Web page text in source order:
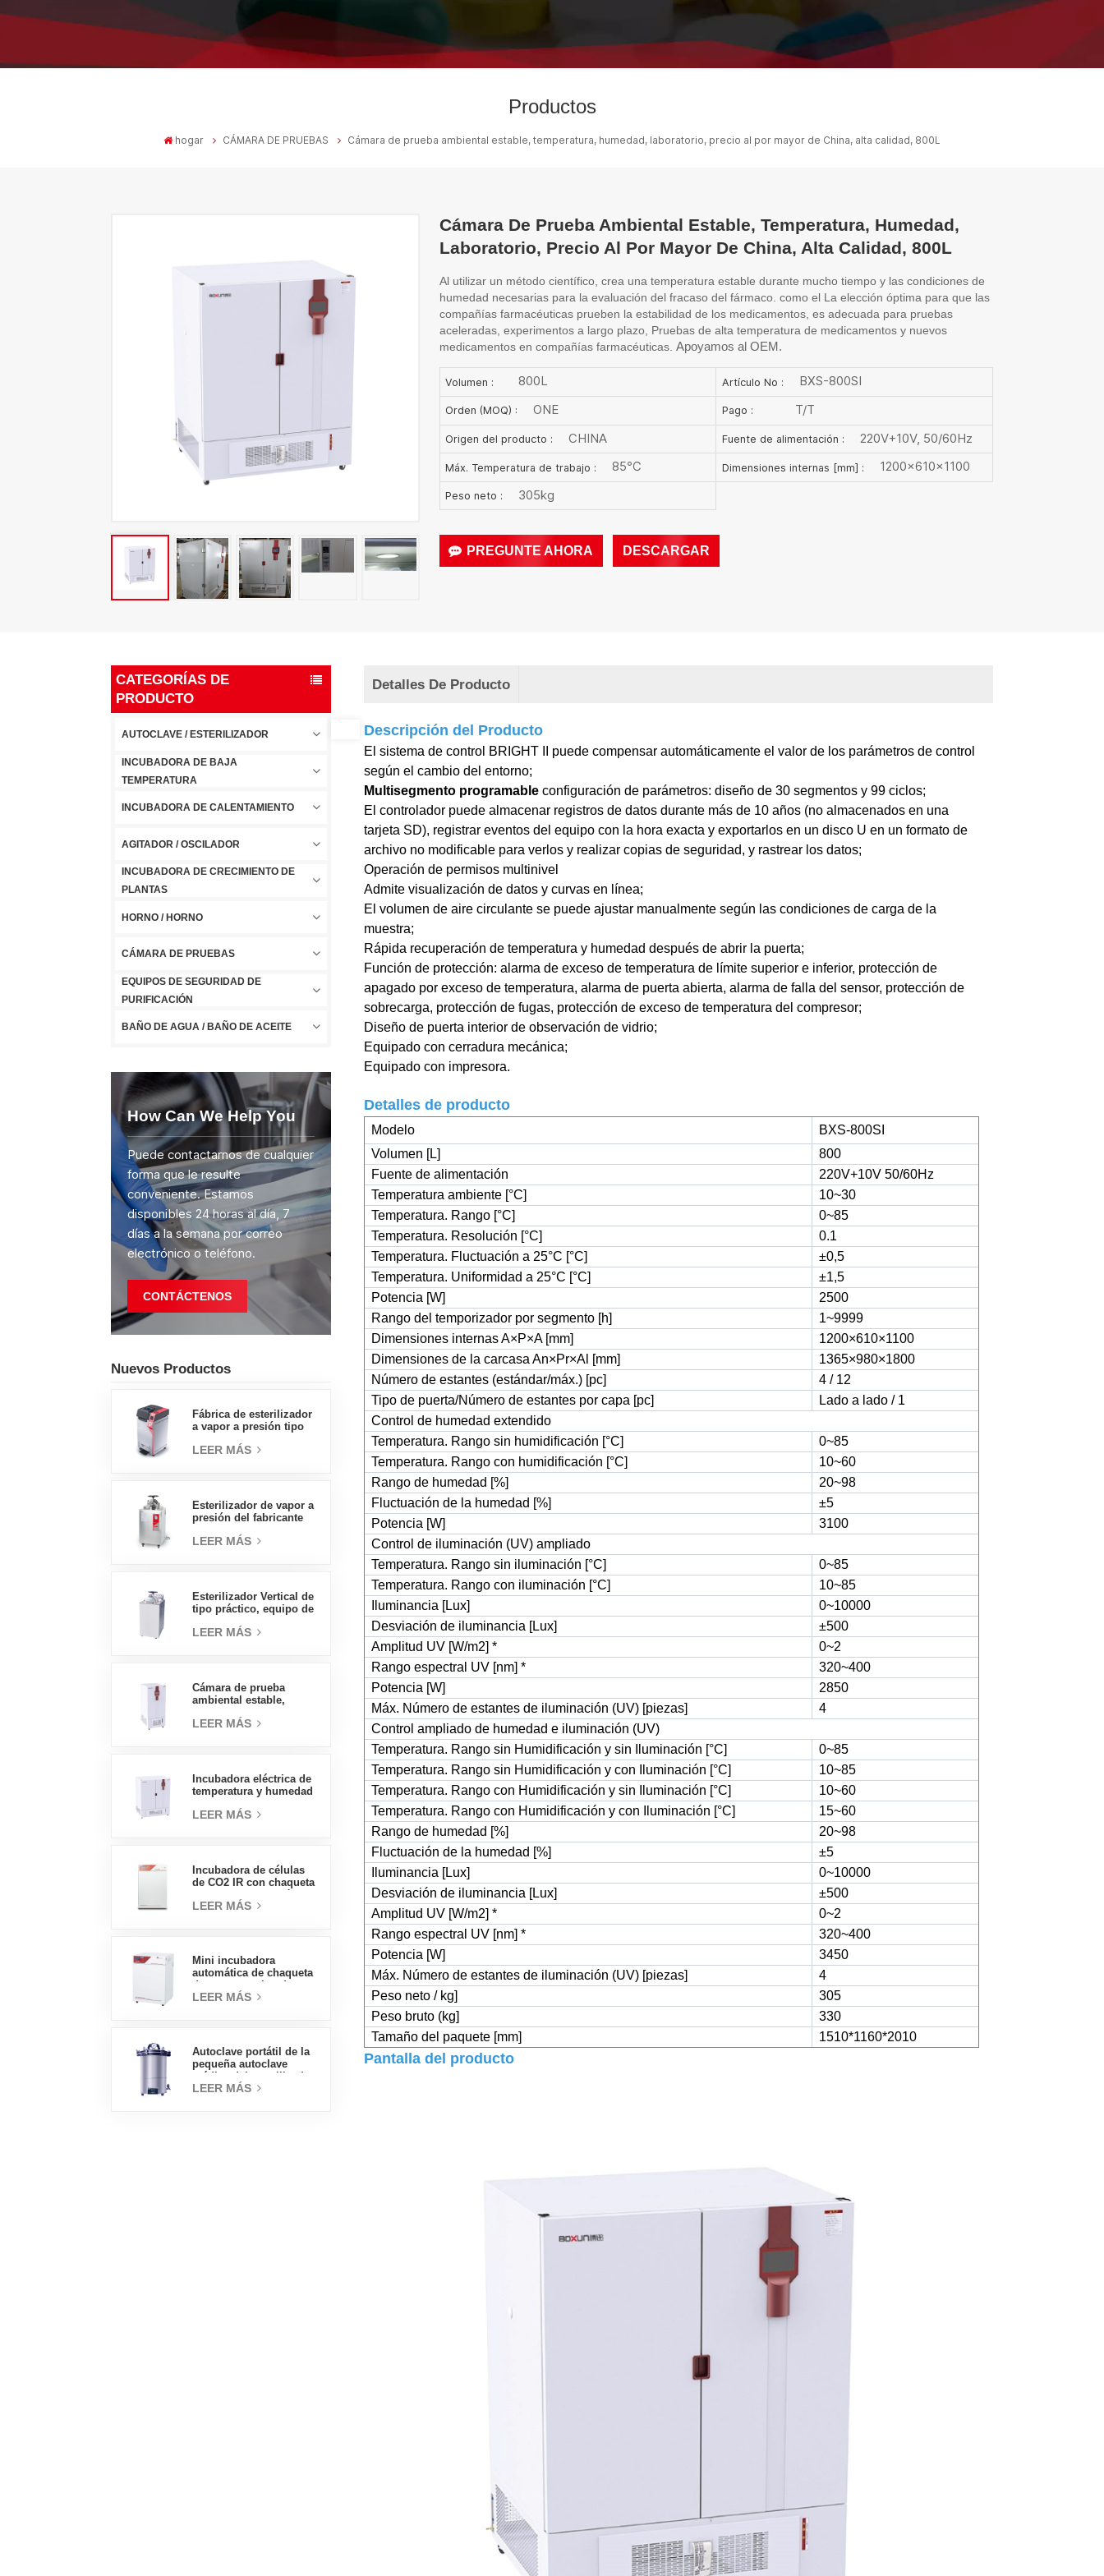
Productos
hogar CÁMARA DE PRUEBAS Cámara de prueba ambiental estable, temperatura, humedad, laboratorio, precio al por mayor de China, alta calidad, 800L
Cámara De Prueba Ambiental Estable, Temperatura, Humedad,
Laboratorio, Precio Al Por Mayor De China, Alta Calidad, 800L
Al utilizar un método científico, crea una temperatura estable durante mucho tiempo y las condiciones de
humedad necesarias para la evaluación del fracaso del fármaco. como el La elección óptima para que las
compañías farmacéuticas prueben la estabilidad de los medicamentos, es adecuada para pruebas
aceleradas, experimentos a largo plazo, Pruebas de alta temperatura de medicamentos y nuevos
medicamentos en compañías farmacéuticas. Apoyamos al OEM.
Volumen : 800L Artículo No : BXS-800SI
Orden (MOQ) : ONE Pago : T/T
Origen del producto : CHINA Fuente de alimentación : 220V+10V, 50/60Hz
Máx. Temperatura de trabajo : 85℃ Dimensiones internas [mm] : 1200×610×1100
Peso neto : 305kg
PREGUNTE AHORA DESCARGAR
CATEGORÍAS DE
PRODUCTO
AUTOCLAVE / ESTERILIZADOR
INCUBADORA DE BAJA
TEMPERATURA
INCUBADORA DE CALENTAMIENTO
AGITADOR / OSCILADOR
INCUBADORA DE CRECIMIENTO DE
PLANTAS
HORNO / HORNO
CÁMARA DE PRUEBAS
EQUIPOS DE SEGURIDAD DE
PURIFICACIÓN
BAÑO DE AGUA / BAÑO DE ACEITE
How Can We Help You
Puede contactarnos de cualquier
forma que le resulte
conveniente. Estamos
disponibles 24 horas al día, 7
días a la semana por correo
electrónico o teléfono.
CONTÁCTENOS
Nuevos Productos
Fábrica de esterilizador
a vapor a presión tipo
pedal tipo insignia de
LEER MÁS
Esterilizador de vapor a
presión del fabricante
vertical de tipo
LEER MÁS
Esterilizador Vertical de
tipo práctico, equipo de
Vertical, esterilizador de
LEER MÁS
Cámara de prueba
ambiental estable,
laboratorio, precio al
LEER MÁS
Incubadora eléctrica de
temperatura y humedad
suministros de
LEER MÁS
Incubadora de células
de CO2 IR con chaqueta
160L Incubadoras
LEER MÁS
Mini incubadora
automática de chaqueta
laboratorio, tipo
LEER MÁS
Autoclave portátil de la
pequeña autoclave
de vapor 18L
LEER MÁS
Detalles De Producto
Descripción del Producto
El sistema de control BRIGHT II puede compensar automáticamente el valor de los parámetros de control
según el cambio del entorno;
Multisegmento programableconfiguración de parámetros: diseño de 30 segmentos y 99 ciclos;
El controlador puede almacenar registros de datos durante más de 10 años (no almacenados en una
tarjeta SD), registrar eventos del equipo con la hora exacta y exportarlos en un disco U en un formato de
archivo no modificable para verlos y realizar copias de seguridad, y rastrear los datos;
Operación de permisos multinivel
Admite visualización de datos y curvas en línea;
El volumen de aire circulante se puede ajustar manualmente según las condiciones de carga de la
muestra;
Rápida recuperación de temperatura y humedad después de abrir la puerta;
Función de protección: alarma de exceso de temperatura de límite superior e inferior, protección de
apagado por exceso de temperatura, alarma de puerta abierta, alarma de falla del sensor, protección de
sobrecarga, protección de fugas, protección de exceso de temperatura del compresor;
Diseño de puerta interior de observación de vidrio;
Equipado con cerradura mecánica;
Equipado con impresora.
Detalles de producto
Modelo
BXS-800SI
Volumen [L]
800
Fuente de alimentación
220V+10V 50/60Hz
Temperatura ambiente [°C]
10~30
Temperatura. Rango [°C]
0~85
Temperatura. Resolución [°C]
0.1
Temperatura. Fluctuación a 25°C [°C]
±0,5
Temperatura. Uniformidad a 25°C [°C]
±1,5
Potencia [W]
2500
Rango del temporizador por segmento [h]
1~9999
Dimensiones internas A×P×A [mm]
1200×610×1100
Dimensiones de la carcasa An×Pr×Al [mm]
1365×980×1800
Número de estantes (estándar/máx.) [pc]
4 / 12
Tipo de puerta/Número de estantes por capa [pc]
Lado a lado / 1
Control de humedad extendido
Temperatura. Rango sin humidificación [°C]
0~85
Temperatura. Rango con humidificación [°C]
10~60
Rango de humedad [%]
20~98
Fluctuación de la humedad [%]
±5
Potencia [W]
3100
Control de iluminación (UV) ampliado
Temperatura. Rango sin iluminación [°C]
0~85
Temperatura. Rango con iluminación [°C]
10~85
Iluminancia [Lux]
0~10000
Desviación de iluminancia [Lux]
±500
Amplitud UV [W/m2] *
0~2
Rango espectral UV [nm] *
320~400
Potencia [W]
2850
Máx. Número de estantes de iluminación (UV) [piezas]
4
Control ampliado de humedad e iluminación (UV)
Temperatura. Rango sin Humidificación y sin Iluminación [°C]
0~85
Temperatura. Rango sin Humidificación y con Iluminación [°C]
10~85
Temperatura. Rango con Humidificación y sin Iluminación [°C]
10~60
Temperatura. Rango con Humidificación y con Iluminación [°C]
15~60
Rango de humedad [%]
20~98
Fluctuación de la humedad [%]
±5
Iluminancia [Lux]
0~10000
Desviación de iluminancia [Lux]
±500
Amplitud UV [W/m2] *
0~2
Rango espectral UV [nm] *
320~400
Potencia [W]
3450
Máx. Número de estantes de iluminación (UV) [piezas]
4
Peso neto / kg]
305
Peso bruto (kg]
330
Tamaño del paquete [mm]
1510*1160*2010
Pantalla del producto